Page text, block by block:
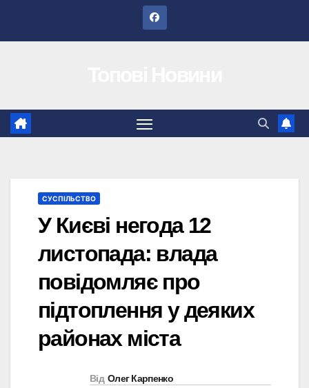
СУСПІЛЬСТВО
У Києві негода 12
листопада: влада
повідомляє про
підтоплення у деяких
районах міста
Від Олег Карпенко